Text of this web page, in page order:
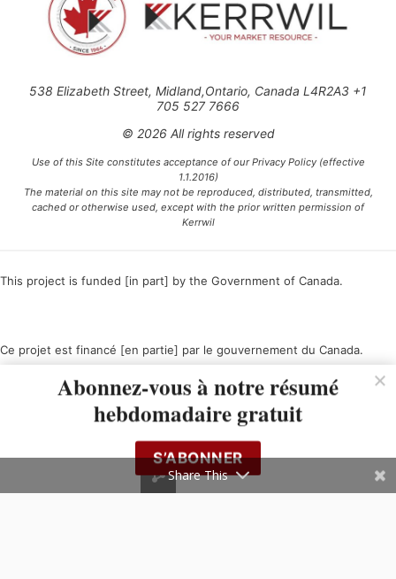
538 Elizabeth Street, Midland,Ontario, Canada L4R2A3 +1
705 527 7666
© 2026 All rights reserved
Use of this Site constitutes acceptance of our Privacy Policy (effective
1.1.2016)
The material on this site may not be reproduced, distributed, transmitted,
cached or otherwise used, except with the prior written permission of
Kerrwil
This project is funded [in part] by the Government of Canada.
Ce projet est financé [en partie] par le gouvernement du Canada.
Abonnez-vous à notre résumé
hebdomadaire gratuit
S’ABONNER
Share This